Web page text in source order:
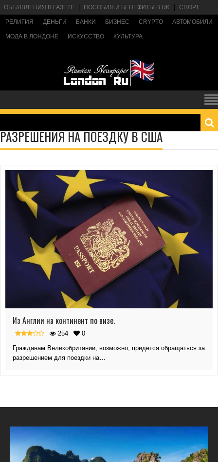
ОБЪЯВЛЕНИЯ В ГАЗЕТЕ ПОСОБИЯ И БЕНЕФИТЫ В UK СПОРТ
РЕЛИГИЯ ДЕНЬГИ БАНКИ БИЗНЕС CRYPTO АВТОМОБИЛИ
МОДА В ЛОНДОНЕ ИСКУССТВО КУЛЬТУРА
РАЗРЕШЕНИЯ НА ПОЕЗДКУ В США
Из Англии на континент по визе.
254
0
Гражданам Великобритании, возможно, придется обращаться за
разрешением для поездки на…